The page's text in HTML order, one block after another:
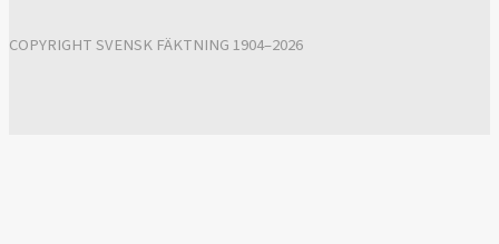
COPYRIGHT SVENSK FÄKTNING 1904–2026